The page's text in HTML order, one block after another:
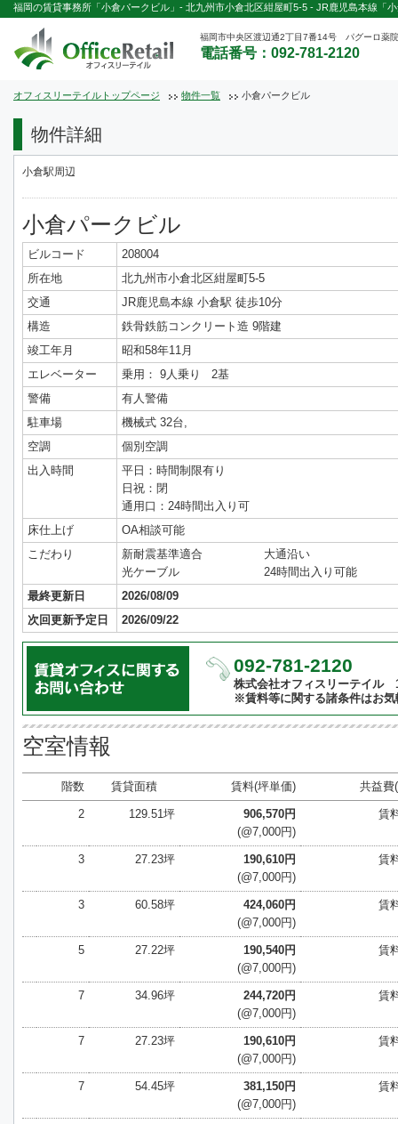
福岡の賃貸事務所「小倉パークビル」- 北九州市小倉北区紺屋町5-5 - JR鹿児島本線「
福岡市中央区渡辺通2丁目7番14号 パグーロ薬
電話番号：092-781-2120
オフィスリーテイルトップページ 物件一覧 小倉パークビル
物件詳細
小倉駅周辺
小倉パークビル
ビルコード
208004
所在地
北九州市小倉北区紺屋町5-5
交通
JR鹿児島本線 小倉駅 徒歩10分
構造
鉄骨鉄筋コンクリート造 9階建
竣工年月
昭和58年11月
エレベーター
乗用： 9人乗り 2基
警備
有人警備
駐車場
機械式 32台,
空調
個別空調
出入時間
平日：時間制限有り
日祝：閉
通用口：24時間出入り可
床仕上げ
OA相談可能
こだわり
新耐震基準適合
大通沿い
光ケーブル
24時間出入り可能
最終更新日
2026/08/09
次回更新予定日
2026/09/22
092-781-2120
株式会社オフィスリーテイル
※賃料等に関する諸条件はお
空室情報
階数 賃貸面積 賃料(坪単価) 共益費
2 129.51坪
906,570円
(@7,000円)
賃
3 27.23坪
190,610円
(@7,000円)
賃
3 60.58坪
424,060円
(@7,000円)
賃
5 27.22坪
190,540円
(@7,000円)
賃
7 34.96坪
244,720円
(@7,000円)
賃
7 27.23坪
190,610円
(@7,000円)
賃
7 54.45坪
381,150円
(@7,000円)
賃